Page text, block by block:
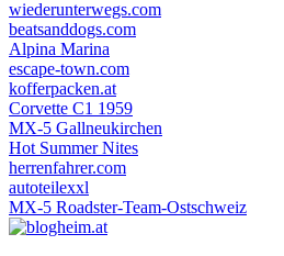
wiederunterwegs.com
beatsanddogs.com
Alpina Marina
escape-town.com
kofferpacken.at
Corvette C1 1959
MX-5 Gallneukirchen
Hot Summer Nites
herrenfahrer.com
autoteilexxl
MX-5 Roadster-Team-Ostschweiz